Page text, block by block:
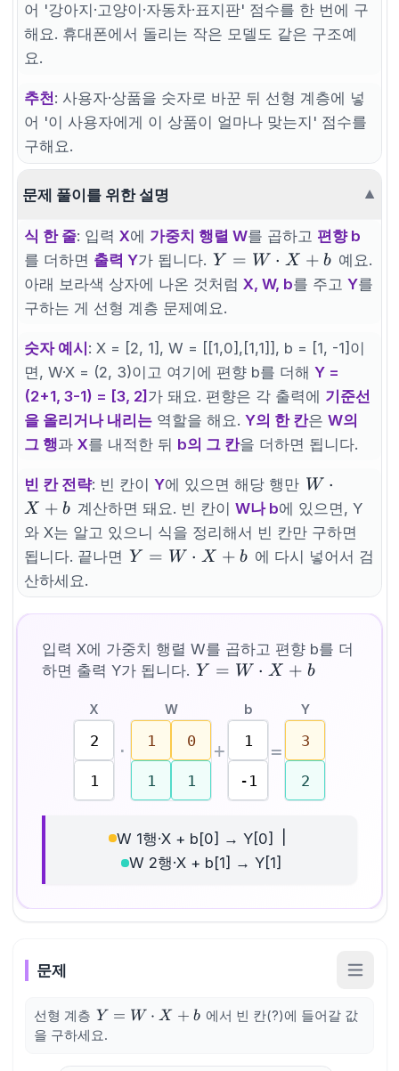
어 '강아지·고양이·자동차·표지판' 점수를 한 번에 구
해요. 휴대폰에서 돌리는 작은 모델도 같은 구조예
요.
추천: 사용자·상품을 숫자로 바꾼 뒤 선형 계층에 넣
어 '이 사용자에게 이 상품이 얼마나 맞는지' 점수를
구해요.
문제 풀이를 위한 설명 ▼
식 한 줄: 입력 X에 가중치 행렬 W를 곱하고 편향 b
를 더하면 출력 Y가 됩니다. Y =
W
\cdot
b
Y = W ⋅ X + b 예요.
아래 보라색 상자에 나온 것처럼 X, W, b를 주고 Y를
구하는 게 선형 계층 문제예요.
숫자 예시: X = [2, 1], W = [[1,0],[1,1]], b = [1, -1]이
면, W·X = (2, 3)이고 여기에 편향 b를 더해 Y =
(2+1, 3-1) = [3, 2]가 돼요. 편향은 각 출력에 기준선
을 올리거나 내리는역할을 해요. Y의 한 칸은 W의
그 행과 X를 내적한 뒤 b의 그 칸을 더하면 됩니다.
빈 칸 전략: 빈 칸이 Y에 있으면 해당 행만 W
\cdot
X +
b
W ⋅
X + b 계산하면 돼요. 빈 칸이 W나 b에 있으면, Y
와 X는 알고 있으니 식을 정리해서 빈 칸만 구하면
됩니다. 끝나면 Y =
\cdot
X +
b
Y = W ⋅ X + b 에 다시 넣어서 검
산하세요.
입력 X에 가중치 행렬 W를 곱하고 편향 b를 더
하면 출력 Y가 됩니다. Y =
b
Y = W ⋅ X + b
X
2
1
·
W
1 0
1 1
+
b
1
-1
=
Y
3
2
W 1행·X + b[0] → Y[0]
W 2행·X + b[1] → Y[1]
문제
선형 계층 Y =
W
Y = W ⋅ X + b 에서 빈 칸(?)에 들어갈 값
을 구하세요.